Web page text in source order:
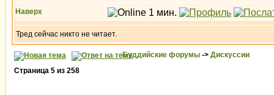
Наверх
Тред сейчас никто не читает.
Буддийские форумы -> Дискуссии
Страница 5 из 258